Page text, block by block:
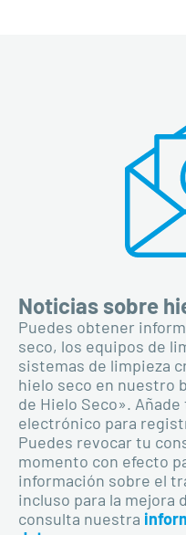
Noticias sobre
Puedes obtener
seco, los equipos de
sistemas de limpieza
hielo seco en nuestro
de Hielo Seco».
electrónico para
Puedes revocar tu
momento con efecto
información sobre el
incluso para la mejora
consulta nuestra